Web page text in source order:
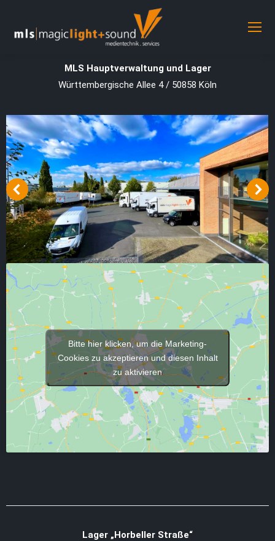
MLS Hauptverwaltung und Lager
Württembergische Allee 4 / 50858 Köln
Bitte hier klicken, um die Marketing-
Cookies zu akzeptieren und diesen Inhalt
zu aktivieren
Lager „Horbeller Straße“